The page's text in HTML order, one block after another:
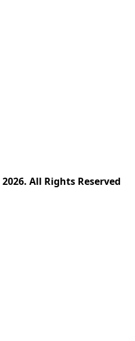
2026. All Rights Reserved